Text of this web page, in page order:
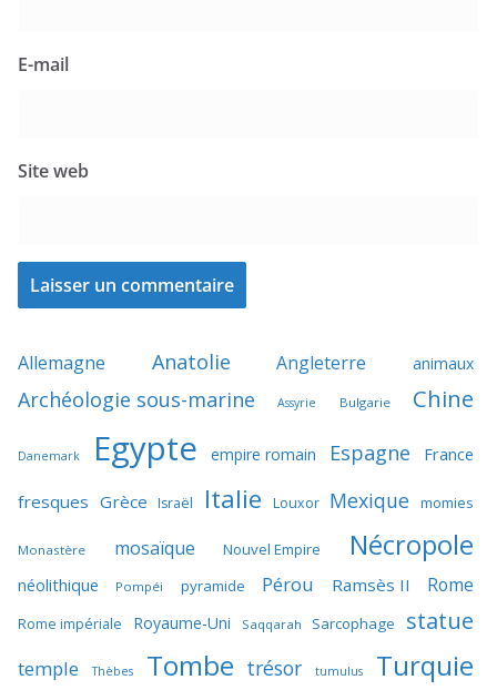
E-mail
Site web
Allemagne Anatolie Angleterre animaux
Archéologie sous-marine Assyrie Bulgarie Chine
Danemark Egypte empire romain Espagne France
fresques Grèce Israël Italie Louxor Mexique momies
Monastère mosaïque Nouvel Empire Nécropole
néolithique Pompéi pyramide Pérou Ramsès II Rome
Rome impériale Royaume-Uni Saqqarah Sarcophage statue
temple Thèbes Tombe trésor tumulus Turquie